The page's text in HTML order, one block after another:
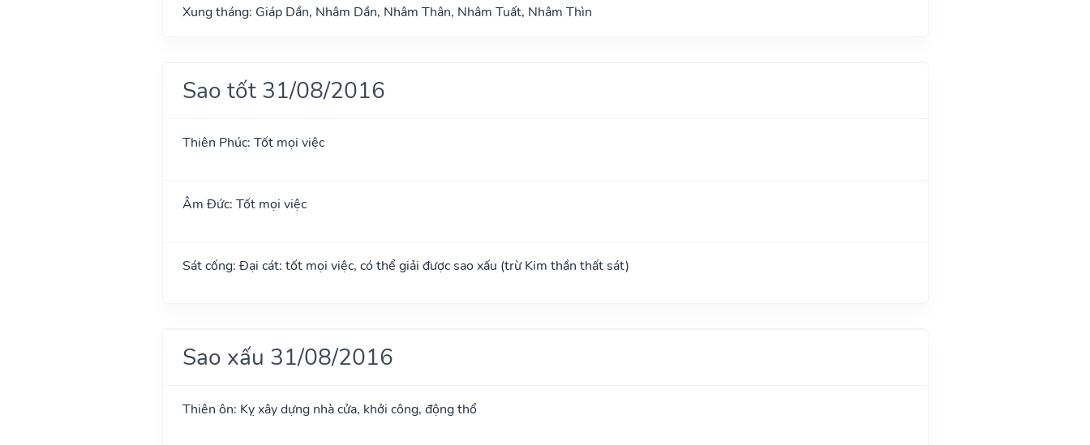
Xung tháng: Giáp Dần, Nhâm Dần, Nhâm Thân, Nhâm Tuất, Nhâm Thìn
Sao tốt 31/08/2016
Thiên Phúc: Tốt mọi việc
Âm Đức: Tốt mọi việc
Sát cống: Đại cát: tốt mọi việc, có thể giải được sao xấu (trừ Kim thần thất sát)
Sao xấu 31/08/2016
Thiên ôn: Kỵ xây dựng nhà cửa, khởi công, động thổ